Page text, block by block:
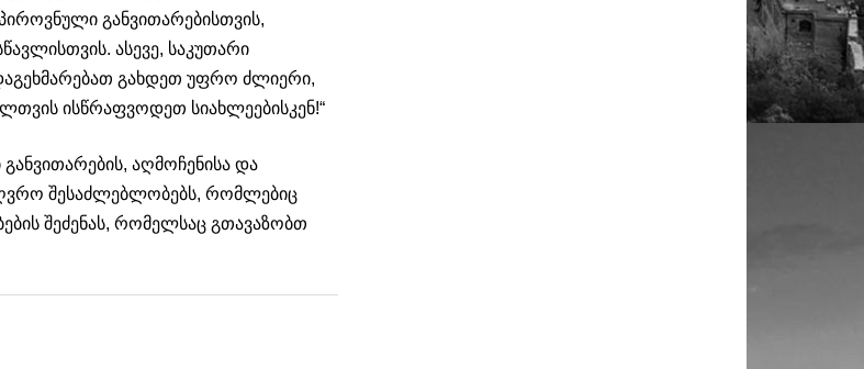
განვითარებისთვის,
ასევე, საკუთარი
გახდეთ უფრო ძლიერი,
ისწრაფვოდეთ სიახლეებისკენ!“
განვითარების, აღმოჩენისა და
შესაძლებლობებს, რომლებიც
შეძენას, რომელსაც გთავაზობთ